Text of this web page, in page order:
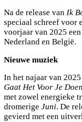
Na de release van Ik
speciaal schreef voor
voorjaar van 2025
Nederland en België.
Nieuwe muziek
In het najaar van
Gaat Het Voor Je Doen
met zowel energieke
dromerige Juni. De
gevierd met een